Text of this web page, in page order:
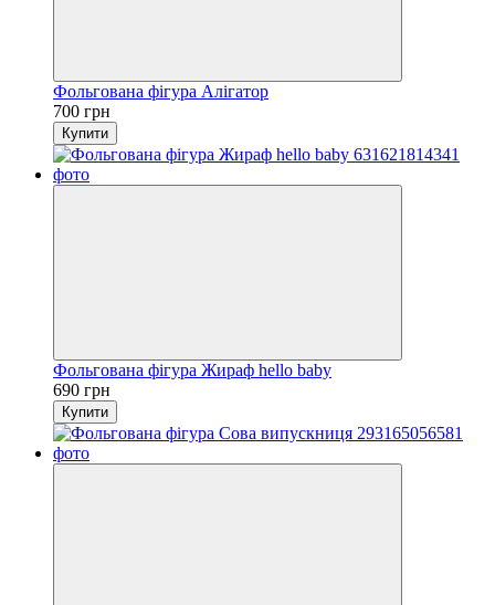
Фольгована фігура Алігатор
700 грн
Купити
Фольгована фігура Жираф hello baby
690 грн
Купити